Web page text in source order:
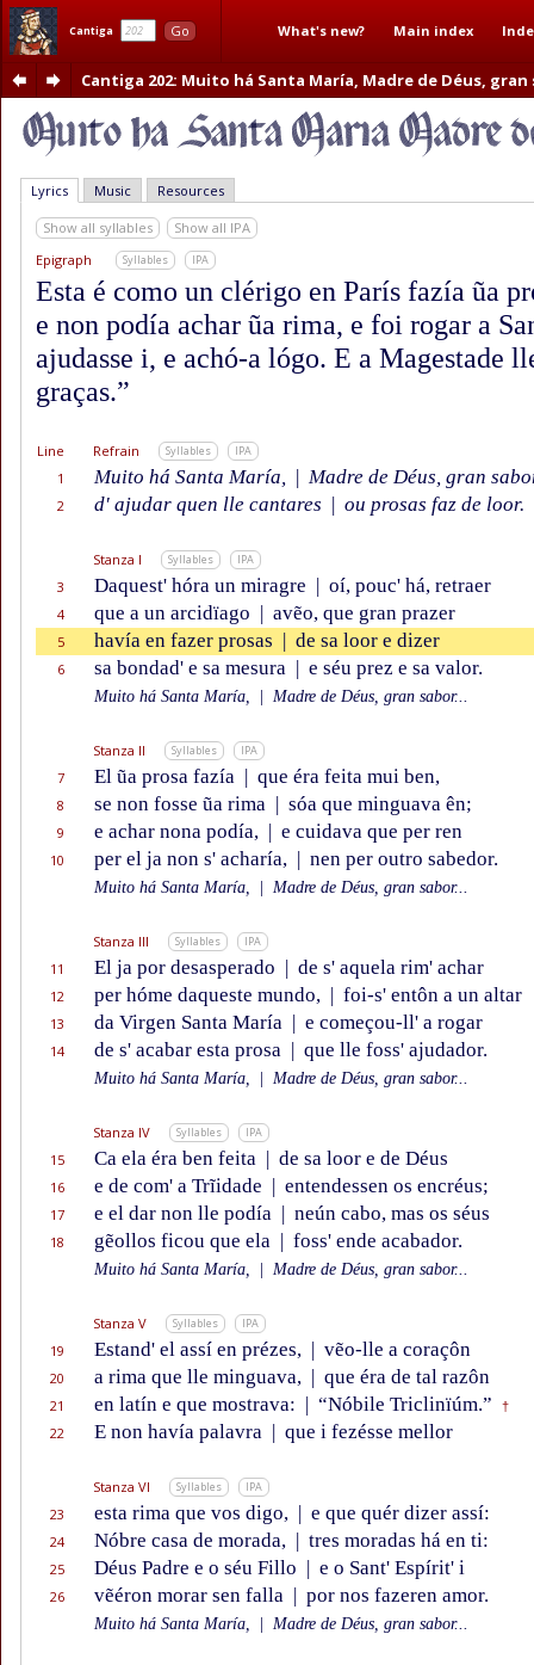
Cantiga Go What's new? Main index
Cantiga 202: Muito há Santa María, Madre de Déus, gran
Lyrics Music Resources
Show all syllables
Show all IPA
Epigraph
Syllables IPA
Esta é como un clérigo en París fazía ũa
e non podía achar ũa rima, e foi rogar a
ajudasse i, e achó-a lógo. E a Magestade
graças.”
Line Refrain Syllables IPA
1 Muito há Santa María, | Madre de Déus, gran
2 d' ajudar quen lle cantares | ou prosas faz de loor.
Stanza I Syllables IPA
3 Daquest' hóra un miragre | oí, pouc' há, retraer
4 que a un arcidïago | avẽo, que gran prazer
5 havía en fazer prosas | de sa loor e dizer
6 sa bondad' e sa mesura | e séu prez e sa valor.
Muito há Santa María, Madre de Déus, gran sabor...
Stanza II Syllables IPA
7 El ũa prosa fazía | que éra feita mui ben,
8 se non fosse ũa rima | sóa que minguava ên;
9 e achar nona podía, | e cuidava que per ren
10 per el ja non s' acharía, | nen per outro sabedor.
Muito há Santa María, Madre de Déus, gran sabor...
Stanza III Syllables IPA
11 El ja por desasperado | de s' aquela rim' achar
12 per hóme daqueste mundo, | foi-s' entôn a un altar
13 da Virgen Santa María | e começou-ll' a rogar
14 de s' acabar esta prosa | que lle foss' ajudador.
Muito há Santa María, Madre de Déus, gran sabor...
Stanza IV Syllables IPA
15 Ca ela éra ben feita | de sa loor e de Déus
16 e de com' a Trĩidade | entendessen os encréus;
17 e el dar non lle podía | neún cabo, mas os séus
18 gẽollos ficou que ela | foss' ende acabador.
Muito há Santa María, Madre de Déus, gran sabor...
Stanza V Syllables IPA
19 Estand' el assí en prézes, | vẽo-lle a coraçôn
20 a rima que lle minguava, | que éra de tal razôn
21 en latín e que mostrava: | “Nóbile Triclinïúm.” †
22 E non havía palavra | que i fezésse mellor
Stanza VI Syllables IPA
23 esta rima que vos digo, | e que quér dizer assí:
24 Nóbre casa de morada, | tres moradas há en ti:
25 Déus Padre e o séu Fillo | e o Sant' Espírit' i
26 vẽéron morar sen falla | por nos fazeren amor.
Muito há Santa María, Madre de Déus, gran sabor...